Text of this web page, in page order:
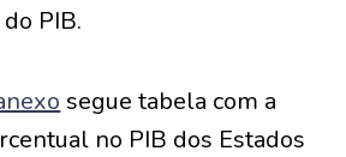
PIB.
segue tabela com a
no PIB dos Estados